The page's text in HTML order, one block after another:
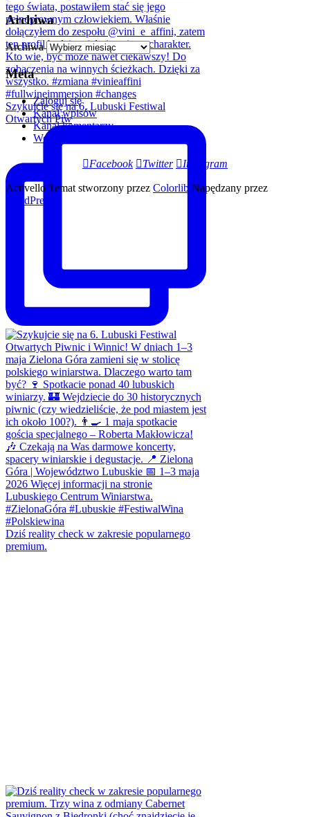
Szykujcie się na 6. Lubuski Festiwal
Otwartych Piw
Dziś reality check w zakresie popularnego
premium.
Archiwa
Archiwa
Meta
Zaloguj się
Kanał wpisów
Kanał komentarzy
WordPress.org
Facebook Twitter Instagram
Activello Temat stworzony przez Colorlib Napędzany przez
WordPress